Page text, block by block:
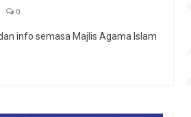
0
info semasa Majlis Agama Islam